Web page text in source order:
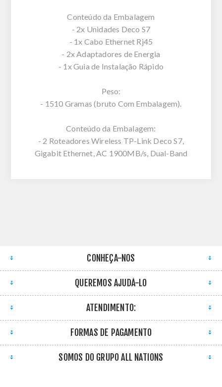
Conteúdo da Embalagem
- 2x Unidades Deco S7
- 1x Cabo Ethernet Rj45
- 2x Adaptadores de Energia
- 1x Guia de Instalação Rápido
Peso:
- 1510 Gramas (bruto Com Embalagem).
Conteúdo da Embalagem:
- 2 Roteadores Wireless TP-Link Deco S7,
Gigabit Ethernet, AC 1900MB/s, Dual-Band
CONHEÇA-NOS
QUEREMOS AJUDÁ-LO
ATENDIMENTO:
FORMAS DE PAGAMENTO
SOMOS DO GRUPO ALL NATIONS